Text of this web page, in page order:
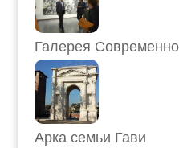
Галерея
Арка семьи Гави